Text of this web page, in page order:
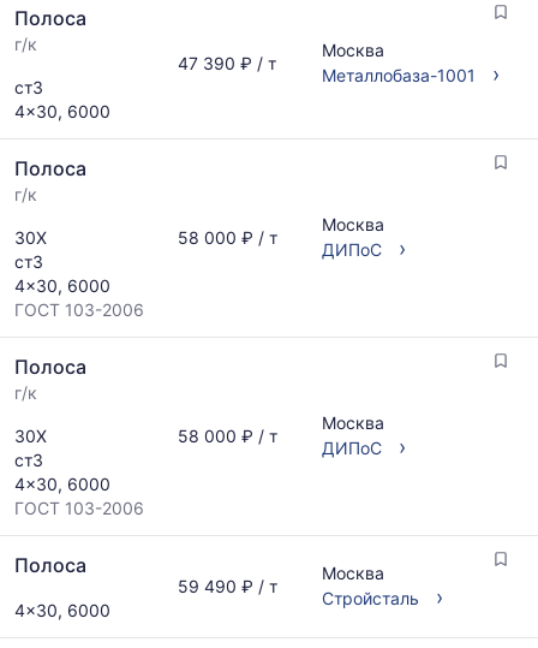
по
актуальным
и
обновляется
по
мере
обновления
листов.
запросу
Полоса
г/к
ст3
4x30, 6000
47 390 ₽ / т
Москва
Металлобаза-1001
›
Полоса
г/к
30Х
ст3
4x30, 6000
ГОСТ 103-2006
58 000 ₽ / т
Москва
ДИПоС
›
Полоса
г/к
30Х
ст3
4x30, 6000
ГОСТ 103-2006
58 000 ₽ / т
Москва
ДИПоС
›
Полоса
4x30, 6000
59 490 ₽ / т
Москва
Стройсталь
›